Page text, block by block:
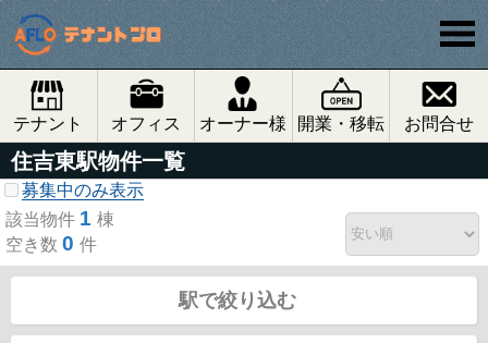
テナント オフィス オーナー様 開業・移転 お問合せ
住吉東駅物件一覧
募集中のみ表示
該当物件 1 棟
空き数 0 件
駅で絞り込む